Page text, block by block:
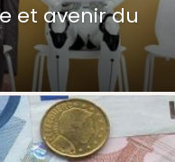
et avenir du